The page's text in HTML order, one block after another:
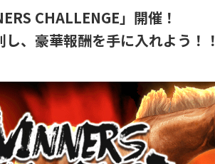
CHALLENGE」開催！
、豪華報酬を手に入れよう！！